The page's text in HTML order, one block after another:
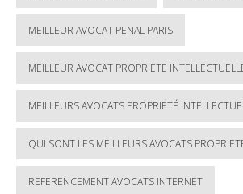
MEILLEUR AVOCAT PENAL PARIS
MEILLEUR AVOCAT PROPRIETE
MEILLEURS AVOCATS PROPRIÉTÉ
QUI SONT LES MEILLEURS AVOCATS
REFERENCEMENT AVOCATS INTERNET